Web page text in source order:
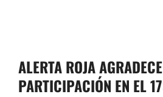
ALERTA ROJA
PARTICIPACIÓN EN EL